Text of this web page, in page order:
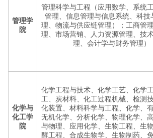
管理学
院
管理科学与工程（应用数学、系统
管理、信息管理与信息系统、科技
理、物流与供应链管理）；工商管
理、市场营销、人力资源管理、技
理、会计学与财务管理）
化学与
化工学
院
化学工程与技术、化学工艺、化学
工、炭材料、化工过程机械、检测
化装置、材料科学与工程、化学、有
无机化学、分析化学、物理化学、
与物理、应用化学、生物工程、生
酵工程、合成生物学、生物制药、